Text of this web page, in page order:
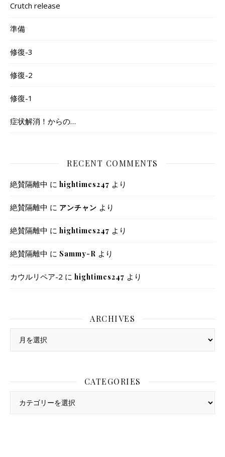
Crutch release
準備
修復-3
修復-2
修復-1
症状解消！からの…
RECENT COMMENTS
絶賛隔離中 に hightimes247 より
絶賛隔離中 に アンチャン より
絶賛隔離中 に hightimes247 より
絶賛隔離中 に Sammy-R より
カウルリペア-2 に hightimes247 より
ARCHIVES
Archives
CATEGORIES
Categories